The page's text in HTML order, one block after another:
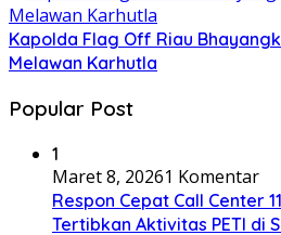
Kapolda Flag Off Riau
Melawan Karhutla
Popular Post
1
Maret 8, 20261 Komentar
Respon Cepat Call Center
Tertibkan Aktivitas PETI di